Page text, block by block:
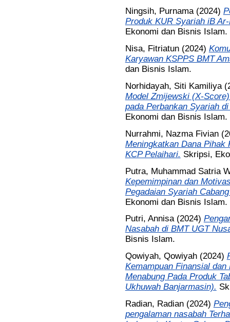
Ningsih, Purnama(2024)
Produk KUR Syariah iB
Ekonomi dan Bisnis Islam.
Nisa, Fitriatun(2024)
Karyawan KSPPS BMT
dan Bisnis Islam.
Norhidayah, Siti Kamiliya
Model Zmijewski (X-
pada Perbankan Syariah
Ekonomi dan Bisnis Islam.
Nurrahmi, Nazma Fivian
Meningkatkan Dana Pihak
KCP Pelaihari. Skripsi,
Putra, Muhammad Satria
Kepemimpinan dan
Pegadaian Syariah
Ekonomi dan Bisnis Islam.
Putri, Annisa(2024)
Nasabah di BMT UGT
Bisnis Islam.
Qowiyah, Qowiyah(2024)
Kemampuan Finansial
Menabung Pada Produk
Ukhuwah Banjarmasin).
Radian, Radian(2024)
pengalaman nasabah